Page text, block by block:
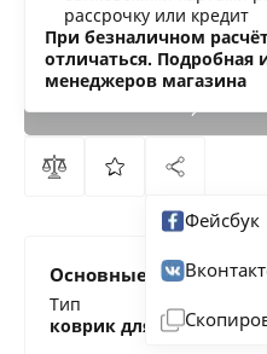
рассрочку или кредит
При безналичном
отличаться. Подробная
менеджеров магазина
Фейсбук
Основные
Тип
коврик для мыши